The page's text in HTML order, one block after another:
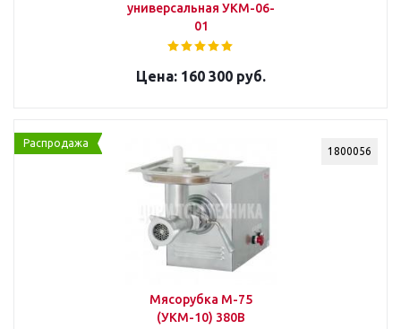
универсальная УКМ-06-
01
160 300 руб.
1800056
Распродажа
Мясорубка М-75
(УКМ-10) 380В